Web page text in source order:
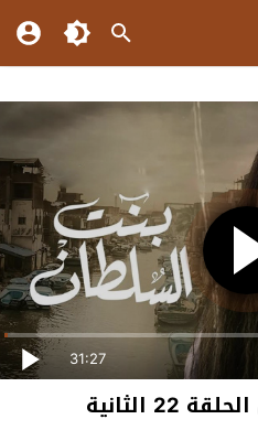
31:27
مسلسل بنت السلطان الحلقة 22 الثانية